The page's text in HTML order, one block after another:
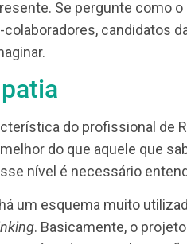
que é só publicar
causas em suas práticas
se dentro da
muitos estão
para a
tendência que só
uma relação de